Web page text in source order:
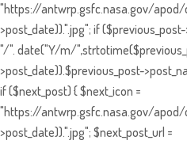
"https://antwrp.gsfc.nasa.gov/apod/
>post_date)).".jpg"; if
"/". date("Y/m/
>post_date)).$previous_post-
if ($next_post) { $next_icon =
"https://antwrp.gsfc.nasa.gov/
>post_date)).".jpg"; $next_post_url =